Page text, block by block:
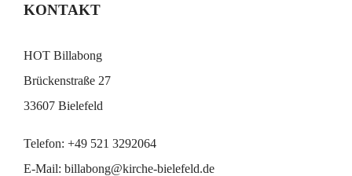
KONTAKT
HOT Billabong
Brückenstraße 27
33607 Bielefeld
Telefon: +49 521 3292064
E-Mail: billabong@kirche-bielefeld.de